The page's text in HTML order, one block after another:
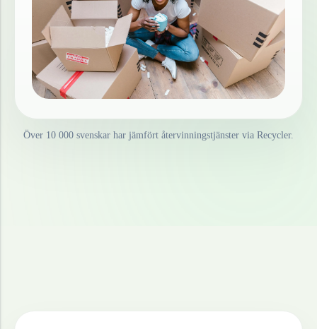
Över 10 000 svenskar har jämfört återvinningstjänster via Recycler.